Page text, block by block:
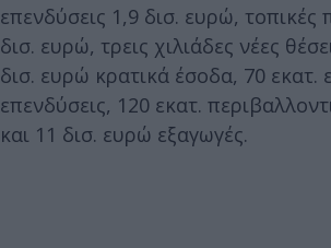
επενδύσεις 1,9 δισ. ευρώ, τοπικές
δισ. ευρώ, τρεις χιλιάδες νέες
δισ. ευρώ κρατικά έσοδα, 70 εκατ.
επενδύσεις, 120 εκατ.
και 11 δισ. ευρώ εξαγωγές.